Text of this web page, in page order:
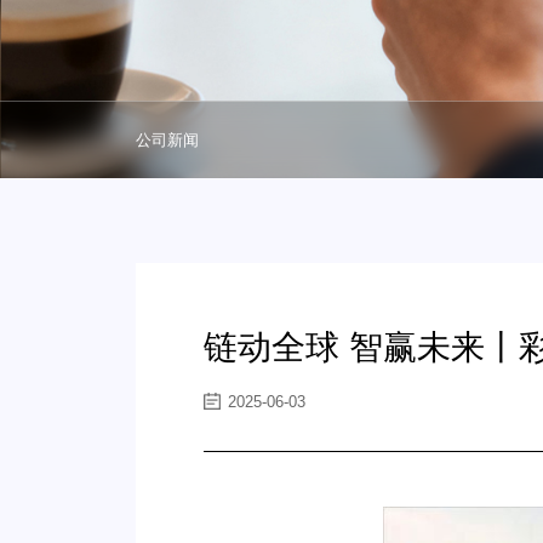
公司新闻
链动全球 智赢未来丨
2025-06-03